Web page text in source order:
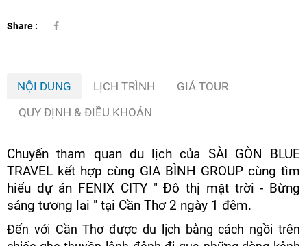
Share :
NỘI DUNG LỊCH TRÌNH
GIÁ TOUR
QUY ĐỊNH & ĐIỀU KHOẢN
Chuyến tham quan du lịch của SÀI GÒN BLUE
TRAVEL kết hợp cùng GIA BÌNH GROUP cùng tìm
hiểu dự án FENIX CITY " Đô thị mặt trời - Bừng
sáng tương lai " tại Cần Thơ 2 ngày 1 đêm.
Đến với Cần Thơ được du lịch bằng cách ngồi trên